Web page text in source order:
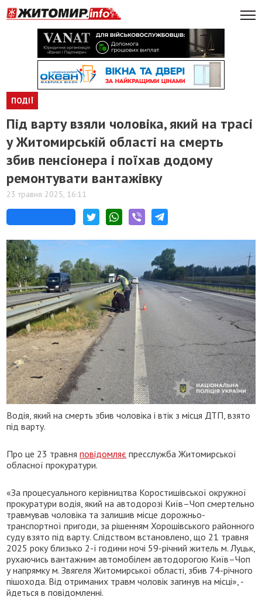
ПОДІЇ
Під варту взяли чоловіка, який на трасі
у Житомирській області на смерть
збив пенсіонера і поїхав додому
ремонтувати вантажівку
23 травня 2025, 16:11
Водія, який на смерть збив чоловіка і втік з місця ДТП, взято
під варту.
Про це 23 травняповідомляє пресслужба Житомирської
обласної прокуратури.
«За процесуального керівництва Коростишівської окружної
прокуратури водія, який на автодорозі Київ–Чоп смертельно
травмував чоловіка та залишив місце дорожньо-
транспортної пригоди, за рішенням Хорошівського районного
суду взято під варту. Слідством встановлено, що 21 травня
2025 року близько 2-ї години ночі 59-річний житель м. Луцьк,
рухаючись вантажним автомобілем автодорогою Київ–Чоп
у напрямку м. Звягеля Житомирської області, збив 74-річного
пішохода. Від отриманих травм чоловік загинув на місці», -
йдеться в повідомленні.